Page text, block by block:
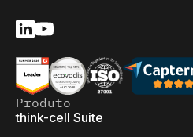
Produto
think-cell Suite